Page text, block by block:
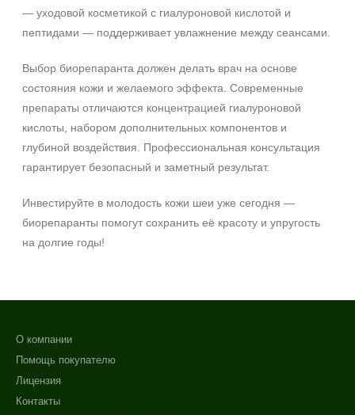
— уходовой косметикой с гиалуроновой кислотой и
пептидами — поддерживает увлажнение между сеансами.
Выбор биорепаранта должен делать врач на основе
состояния кожи и желаемого эффекта. Современные
препараты отличаются концентрацией гиалуроновой
кислоты, набором дополнительных компонентов и
глубиной воздействия. Профессиональная консультация
гарантирует безопасный и заметный результат.
Инвестируйте в молодость кожи шеи уже сегодня —
биорепаранты помогут сохранить её красоту и упругость
на долгие годы!
О компании
Помощь покупателю
Лицензия
Контакты